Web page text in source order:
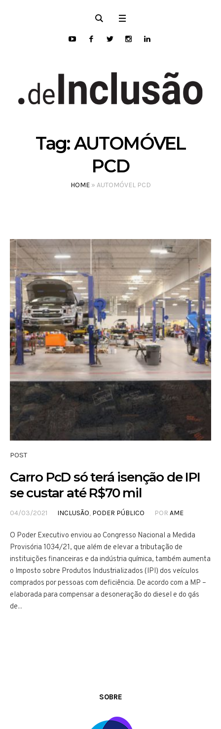
Tag:AUTOMÓVEL
PCD
HOME» AUTOMÓVEL PCD
POST
Carro PcD só terá isenção de IPI
se custar até R$70 mil
04/03/2021 INCLUSÃO, PODER PÚBLICO POR AME
O Poder Executivo enviou ao Congresso Nacional a Medida
Provisória 1034/21, que além de elevar a tributação de
instituições financeiras e da indústria química, também aumenta
o Imposto sobre Produtos Industrializados (IPI) dos veículos
comprados por pessoas com deficiência. De acordo com a MP –
elaborada para compensar a desoneração do diesel e do gás
de...
SOBRE